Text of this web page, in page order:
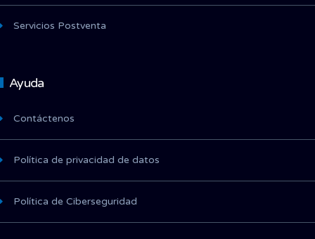
Servicios Postventa
Ayuda
Contáctenos
Política de privacidad de datos
Política de Ciberseguridad